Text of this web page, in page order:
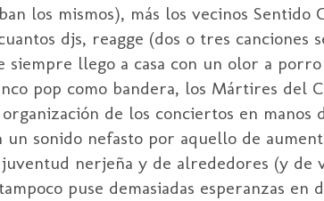
los mismos), más los vecinos Sentido
djs, reagge (dos o tres canciones
llego a casa con un olor a
pop como bandera, los Mártires del
de los conciertos en manos
sonido nefasto por aquello de
nerjeña y de alrededores (y de
puse demasiadas esperanzas en